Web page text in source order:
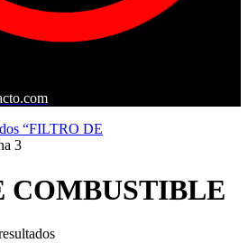
“FILTRO DE
3
COMBUSTIBLE